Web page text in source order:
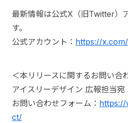
最新情報は公式X（旧Twitter）
す。
公式アカウント： https://
＜本リリースに関するお問い合
アイスリーデザイン 広報担当宛
お問い合わせフォーム： https://
ct/